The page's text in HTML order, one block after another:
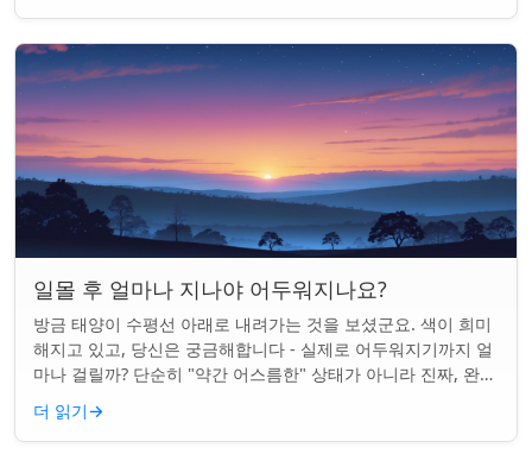
일몰 후 얼마나 지나야 어두워지나요?
방금 태양이 수평선 아래로 내려가는 것을 보셨군요. 색이 희미
해지고 있고, 당신은 궁금해합니다 - 실제로 어두워지기까지 얼
마나 걸릴까? 단순히 "약간 어스름한" 상태가 아니라 진짜, 완전
한 밤이 되는 것. 알고 보니...
더 읽기→